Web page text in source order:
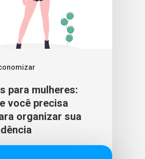
para mulheres:
você precisa
organizar sua